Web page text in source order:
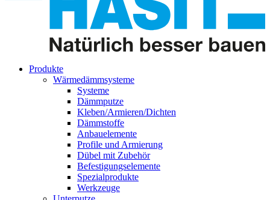
Produkte
Wärmedämmsysteme
Systeme
Dämmputze
Kleben/Armieren/Dichten
Dämmstoffe
Anbauelemente
Profile und Armierung
Dübel mit Zubehör
Befestigungselemente
Spezialprodukte
Werkzeuge